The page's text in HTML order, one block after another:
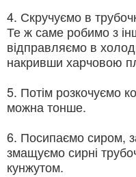
4. Скручуємо в
Те ж саме робимо з
відправляємо в
накривши харчовою
5. Потім розкочуємо
можна тонше.
6. Посипаємо сиром,
змащуємо сирні
кунжутом.